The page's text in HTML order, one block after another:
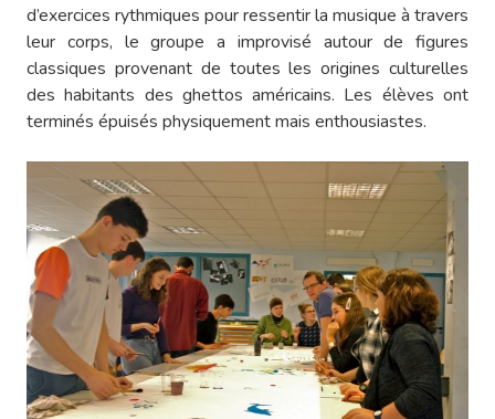
d’exercices rythmiques pour ressentir la musique à travers
leur corps, le groupe a improvisé autour de figures
classiques provenant de toutes les origines culturelles
des habitants des ghettos américains. Les élèves ont
terminés épuisés physiquement mais enthousiastes.